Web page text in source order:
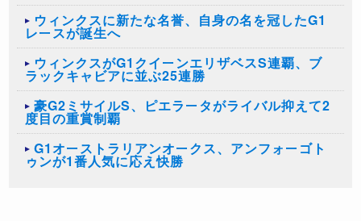
ウィンクスに新たな名誉、自身の名を冠したG1
レースが誕生へ
ウィンクスがG1クイーンエリザベスS連覇、ブ
ラックキャビアに並ぶ25連勝
豪G2ミサイルS、ピエラータがライバル抑えて2
度目の重賞制覇
G1オーストラリアンオークス、アンフォーゴト
ゥンが1番人気に応え快勝